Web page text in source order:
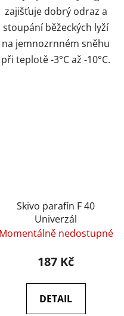
zajišťuje dobrý odraz a
stoupání běžeckých lyží
na jemnozrnném sněhu
při teplotě -3°C až -10°C.
Skivo parafín F 40
Univerzál
Momentálně nedostupné
187 Kč
DETAIL